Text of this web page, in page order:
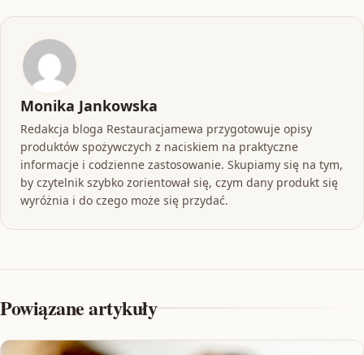
Monika Jankowska
Redakcja bloga Restauracjamewa przygotowuje opisy
produktów spożywczych z naciskiem na praktyczne
informacje i codzienne zastosowanie. Skupiamy się na tym,
by czytelnik szybko zorientował się, czym dany produkt się
wyróżnia i do czego może się przydać.
Powiązane artykuły